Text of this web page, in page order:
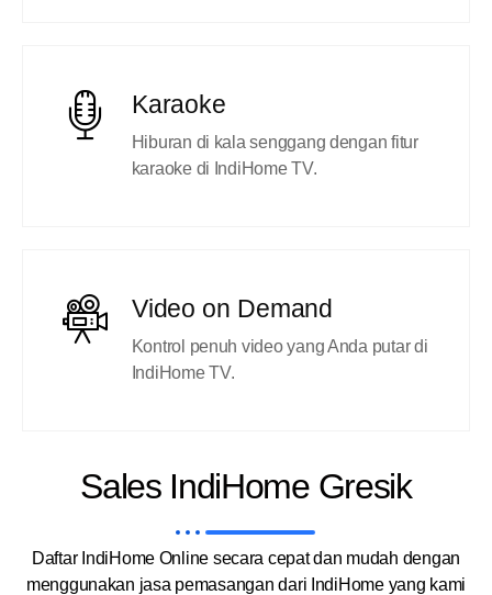
Karaoke
Hiburan di kala senggang dengan fitur
karaoke di IndiHome TV.
Video on Demand
Kontrol penuh video yang Anda putar di
IndiHome TV.
Sales IndiHome Gresik
Daftar IndiHome Online secara cepat dan mudah dengan
menggunakan jasa pemasangan dari IndiHome yang kami